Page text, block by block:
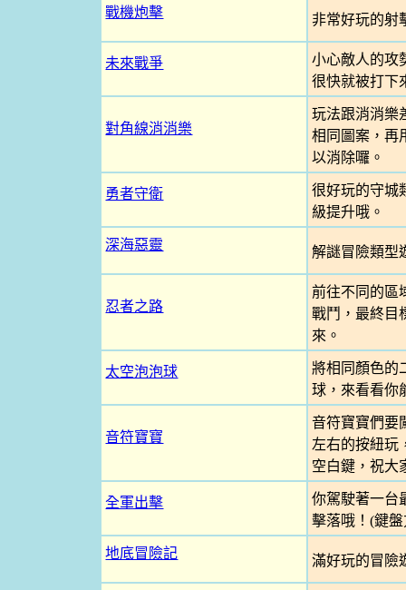
戰機炮擊 非常好玩的射
未來戰爭
小心敵人的攻
很快就被打下
對角線消消樂
玩法跟消消樂
相同圖案，再
以消除囉。
勇者守衛
很好玩的守城
級提升哦。
深海惡靈 解謎冒險類型
忍者之路
前往不同的區
戰鬥，最終目
來。
太空泡泡球
將相同顏色的
球，來看看你
音符寶寶
音符寶寶們要
左右的按紐玩
空白鍵，祝大
全軍出擊
你駕駛著一台
擊落哦！(鍵
地底冒險記 滿好玩的冒險